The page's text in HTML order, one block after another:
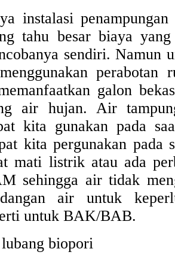
instalasi
tahu besar biaya
sendiri. Namun
perabotan
galon
air hujan. Air
kita gunakan pada
kita pergunakan pada
mati listrik atau ada
sehingga air tidak
air untuk
untuk BAK/BAB.
biopori